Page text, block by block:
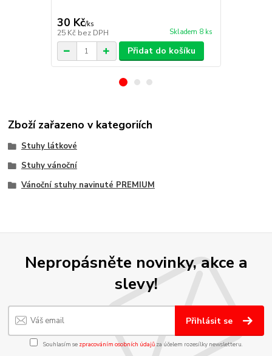
30 Kč/ks
25 Kč bez DPH Skladem 8 ks
Přidat do košíku
Zboží zařazeno v kategoriích
Stuhy látkové
Stuhy vánoční
Vánoční stuhy navinuté PREMIUM
Nepropásněte novinky, akce a
slevy!
Přihlásit se
Souhlasím se zpracováním osobních údajůza účelem rozesílky newsletteru.